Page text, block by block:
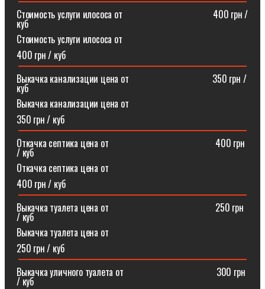
Стоимость услуги илососа от⠀⠀⠀⠀⠀⠀⠀⠀⠀⠀⠀⠀⠀400 грн /
куб
Стоимость услуги илососа от
400 грн / куб
Выкачка канализации цена от⠀⠀⠀⠀⠀⠀⠀⠀⠀⠀⠀⠀350 грн /
куб
Выкачка канализации цена от
350 грн / куб
Откачка септика цена от ⠀⠀⠀⠀⠀⠀⠀⠀⠀⠀⠀⠀⠀⠀⠀400 грн
/ куб
Откачка септика цена от
400 грн / куб
Выкачка туалета цена от ⠀⠀⠀⠀⠀⠀⠀⠀⠀⠀⠀⠀⠀⠀⠀250 грн
/ куб
Выкачка туалета цена от
250 грн / куб
Выкачка уличного туалета от ⠀⠀⠀⠀⠀⠀⠀⠀⠀⠀⠀⠀⠀300 грн
/ куб